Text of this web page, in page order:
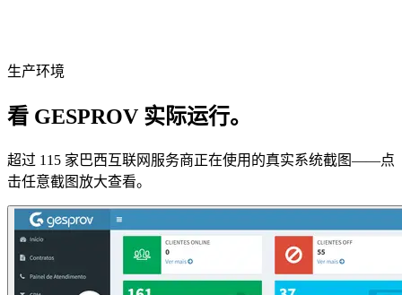
生产环境
看 GESPROV 实际运行。
超过 115 家巴西互联网服务商正在使用的真实系统截图——点
击任意截图放大查看。